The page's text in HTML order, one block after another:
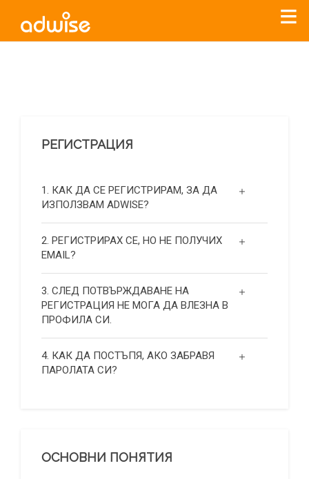
РЕГИСТРАЦИЯ
1. КАК ДА СЕ РЕГИСТРИРАМ, ЗА ДА
ИЗПОЛЗВАМ ADWISE?
2. РЕГИСТРИРАХ СЕ, НО НЕ ПОЛУЧИХ
EMAIL?
3. СЛЕД ПОТВЪРЖДАВАНЕ НА
РЕГИСТРАЦИЯ НЕ МОГА ДА ВЛЕЗНА В
ПРОФИЛА СИ.
4. КАК ДА ПОСТЪПЯ, АКО ЗАБРАВЯ
ПАРОЛАТА СИ?
ОСНОВНИ ПОНЯТИЯ